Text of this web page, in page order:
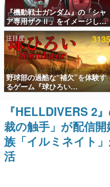
アプリセール情報
インタビュー
連載・特集一
殿堂入り記事
SNS拡散数が数千
ど。多くの人々に
事をまとめました
ゲームの企画書
名作ゲームクリエ
聞きし、ヒット
きます。
『機動戦士ガンダム』の「シャ
ア専用ザクⅡ」をイメージした
散水ホースリールが予約開始。
本体にはシャアのパーソナルマ
ークやジオン公国軍のエンブレ
ム、型式番号などを配置
注目度 3135
野球部の過酷な“補欠”を体験す
るゲーム『球ひろい
Simulator』が「1件」のウィッ
シュリストをもとにチェコ語に
対応しSNSで話題に。『キング
ダム・カム』開発元やチェコの
プロ野球選手から称賛の声
『HELLDIVERS 2
裁の触手」が配信
族「イルミネイト
活